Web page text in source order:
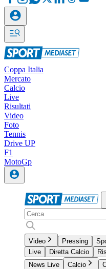
Coppa Italia
Mercato
Calcio
Live
Risultati
Video
Foto
Tennis
Drive UP
F1
MotoGp
Video Pressing
Live
Diretta Calcio
News Live
Calcio